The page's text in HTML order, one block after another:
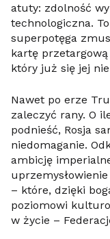
atuty: zdolność
technologiczna.
superpotęga
kartę
który już się jej
Nawet po erze
zaleczyć rany. O
podnieść, Rosja
niedomaganie.
ambicję
– które, dzięki
poziomowi
w życie –